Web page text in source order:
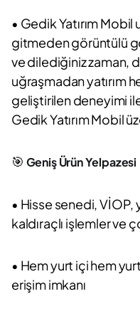
• Gedik Yatırım
gitmeden görüntülü
ve dilediğiniz zaman,
uğraşmadan yatırım
geliştirilen deneyimi
Gedik Yatırım Mobil
🎯 Geniş Ürün Yelpazesi
• Hisse senedi, VİOP,
kaldıraçlı işlemler ve
• Hem yurt içi hem
erişim imkanı